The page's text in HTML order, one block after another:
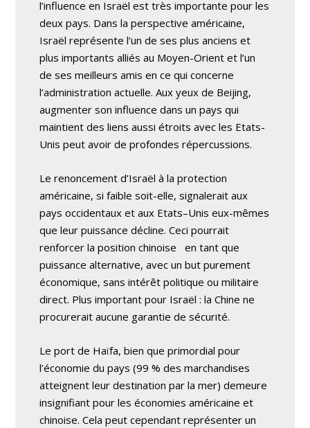
l’influence en Israël est très importante pour les
deux pays. Dans la perspective américaine,
Israël représente l’un de ses plus anciens et
plus importants alliés au Moyen-Orient et l’un
de ses meilleurs amis en ce qui concerne
l’administration actuelle. Aux yeux de Beijing,
augmenter son influence dans un pays qui
maintient des liens aussi étroits avec les Etats-
Unis peut avoir de profondes répercussions.
Le renoncement d’Israël à la protection
américaine, si faible soit-elle, signalerait aux
pays occidentaux et aux Etats–Unis eux-mêmes
que leur puissance décline. Ceci pourrait
renforcer la position chinoise en tant que
puissance alternative, avec un but purement
économique, sans intérêt politique ou militaire
direct. Plus important pour Israël : la Chine ne
procurerait aucune garantie de sécurité.
Le port de Haïfa, bien que primordial pour
l’économie du pays (99 % des marchandises
atteignent leur destination par la mer) demeure
insignifiant pour les économies américaine et
chinoise. Cela peut cependant représenter un